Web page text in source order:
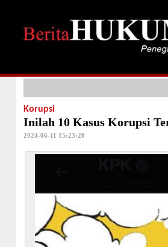
Korupsi
Inilah 10 Kasus Korupsi
2024-06-11 15:23:20